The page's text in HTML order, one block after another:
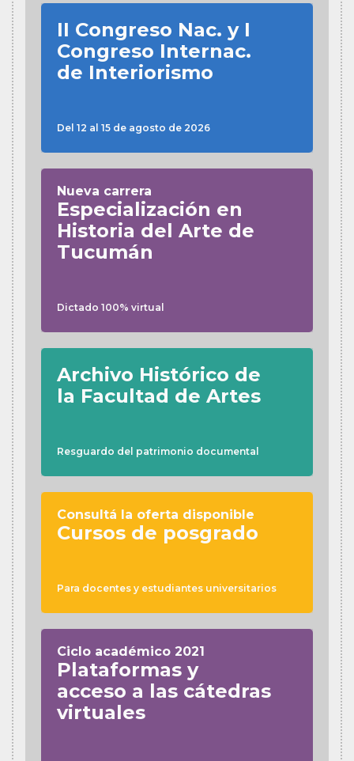
II Congreso Nac. y I
Congreso Internac.
de Interiorismo
Del 12 al 15 de agosto de 2026
Nueva carrera
Especialización en
Historia del Arte de
Tucumán
Dictado 100% virtual
Archivo Histórico de
la Facultad de Artes
Resguardo del patrimonio documental
Consultá la oferta disponible
Cursos de posgrado
Para docentes y estudiantes universitarios
Ciclo académico 2021
Plataformas y
acceso a las cátedras
virtuales